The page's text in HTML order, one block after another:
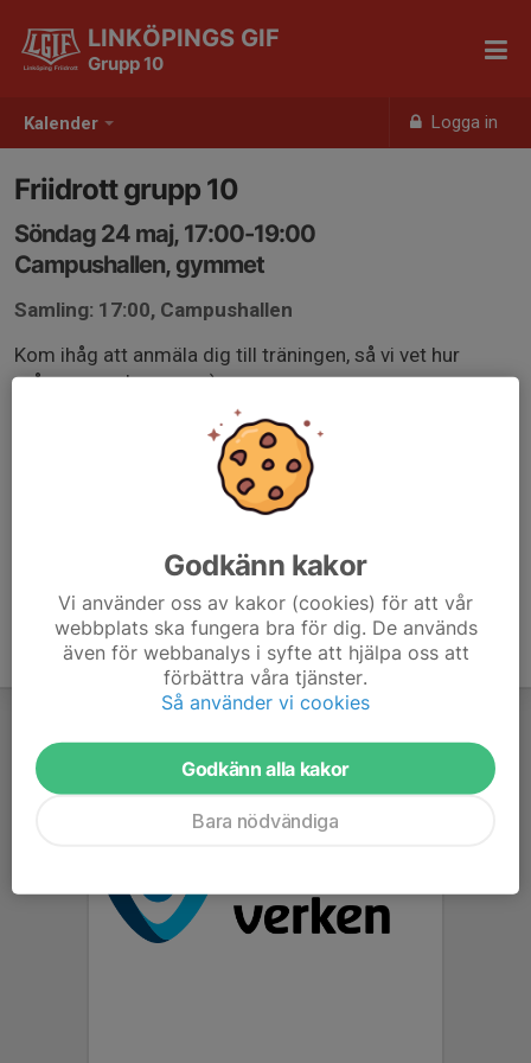
Kalender Logga in
LINKÖPINGS GIF
Grupp 10
Friidrott grupp 10
Söndag 24 maj, 17:00-19:00
Campushallen, gymmet
Samling: 17:00, Campushallen
Kom ihåg att anmäla dig till träningen, så vi vet hur
många som kommer :)
Godkänn kakor
Vi använder oss av kakor (cookies) för att vår
webbplats ska fungera bra för dig. De används
även för webbanalys i syfte att hjälpa oss att
förbättra våra tjänster.
Så använder vi cookies
Godkänn alla kakor
Bara nödvändiga